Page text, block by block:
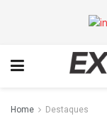
Home Destaques